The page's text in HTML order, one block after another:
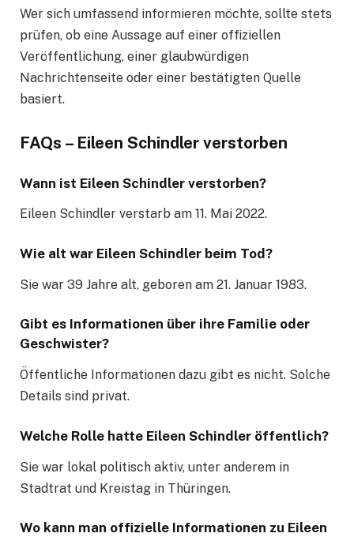
Wer sich umfassend informieren möchte, sollte stets
prüfen, ob eine Aussage auf einer offiziellen
Veröffentlichung, einer glaubwürdigen
Nachrichtenseite oder einer bestätigten Quelle
basiert.
FAQs – Eileen Schindler verstorben
Wann ist Eileen Schindler verstorben?
Eileen Schindler verstarb am 11. Mai 2022.
Wie alt war Eileen Schindler beim Tod?
Sie war 39 Jahre alt, geboren am 21. Januar 1983.
Gibt es Informationen über ihre Familie oder
Geschwister?
Öffentliche Informationen dazu gibt es nicht. Solche
Details sind privat.
Welche Rolle hatte Eileen Schindler öffentlich?
Sie war lokal politisch aktiv, unter anderem in
Stadtrat und Kreistag in Thüringen.
Wo kann man offizielle Informationen zu Eileen